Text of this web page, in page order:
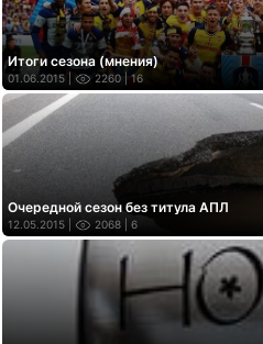
Итоги сезона (мнения)
01.06.2015 | 2260 | 16
Очередной сезон без титула АПЛ
12.05.2015 | 2068 | 6